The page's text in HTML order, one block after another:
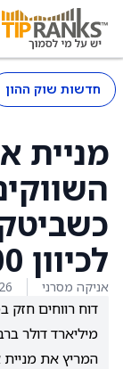
חדשות שוק ההון
מניית
לכיוון 70,000 דולר
אניקה מסרני 26 בפברואר 2026
מיליארד דולר
המריץ את מניית